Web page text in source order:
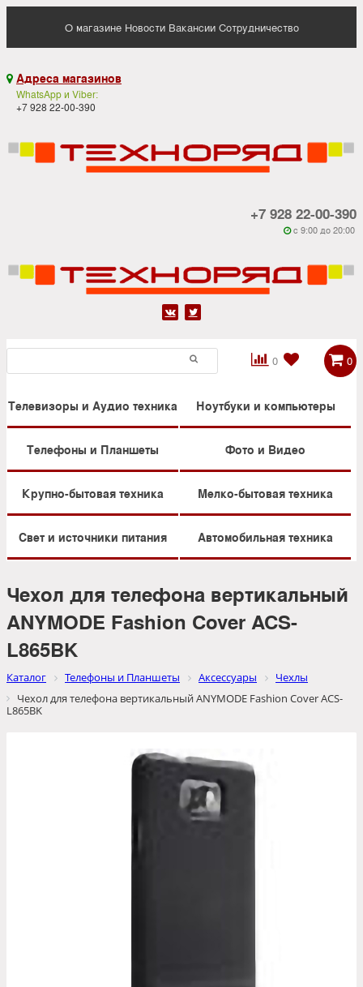
О магазине Новости Вакансии Сотрудничество
 Адреса магазинов
WhatsApp и Viber:
+7 928 22-00-390
+7 928 22-00-390
 c 9:00 до 20:00
 
0

 0
Телевизоры и Аудио техника Ноутбуки и компьютеры
Телефоны и Планшеты Фото и Видео
Крупно-бытовая техника Мелко-бытовая техника
Свет и источники питания Автомобильная техника
Чехол для телефона вертикальный
ANYMODE Fashion Cover ACS-
L865BK
Каталог Телефоны и Планшеты Аксессуары
Чехлы
Чехол для телефона вертикальный ANYMODE Fashion Cover ACS-
L865BK